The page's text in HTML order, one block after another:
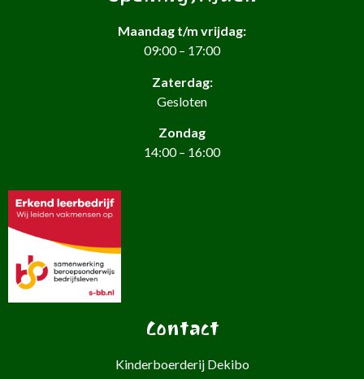
Maandag t/m vrijdag:
09:00 – 17:00
Zaterdag:
Gesloten
Zondag
14:00 – 16:00
Contact
Kinderboerderij Dekibo